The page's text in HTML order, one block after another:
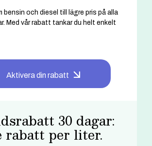
bensin och diesel till lägre pris på alla
Med vår rabatt tankar du helt enkelt
Aktivera din rabatt
30 dagar:
rabatt per liter.